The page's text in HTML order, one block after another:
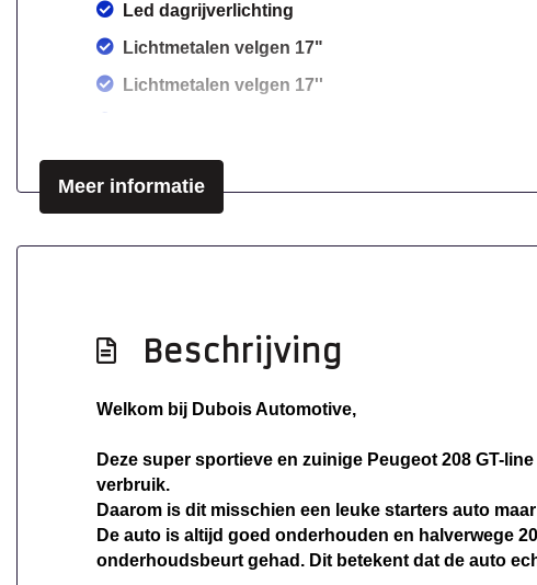
Led dagrijverlichting
Lichtmetalen velgen 17"
Lichtmetalen velgen 17''
Park distance control
Parkeer assistent
Meer informatie
Beschrijving
Welkom bij Dubois Automotive,
Deze super sportieve en zuinige Peugeot 208 GT-
verbruik.
Daarom is dit misschien een leuke starters auto
De auto is altijd goed onderhouden en halverwege
onderhoudsbeurt gehad. Dit betekent dat de auto